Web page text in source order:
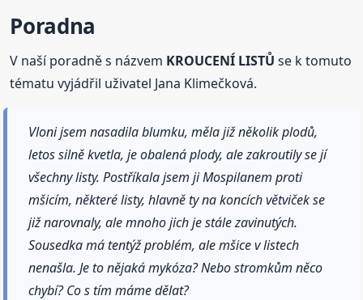
Poradna
V naší poradně s názvem KROUCENÍ LISTŮ se k tomuto
tématu vyjádřil uživatel Jana Klimečková.
Vloni jsem nasadila blumku, měla již několik plodů,
letos silně kvetla, je obalená plody, ale zakroutily se jí
všechny listy. Postříkala jsem ji Mospilanem proti
mšicím, některé listy, hlavně ty na koncích větviček se
již narovnaly, ale mnoho jich je stále zavinutých.
Sousedka má tentýž problém, ale mšice v listech
nenašla. Je to nějaká mykóza? Nebo stromkům něco
chybí? Co s tím máme dělat?